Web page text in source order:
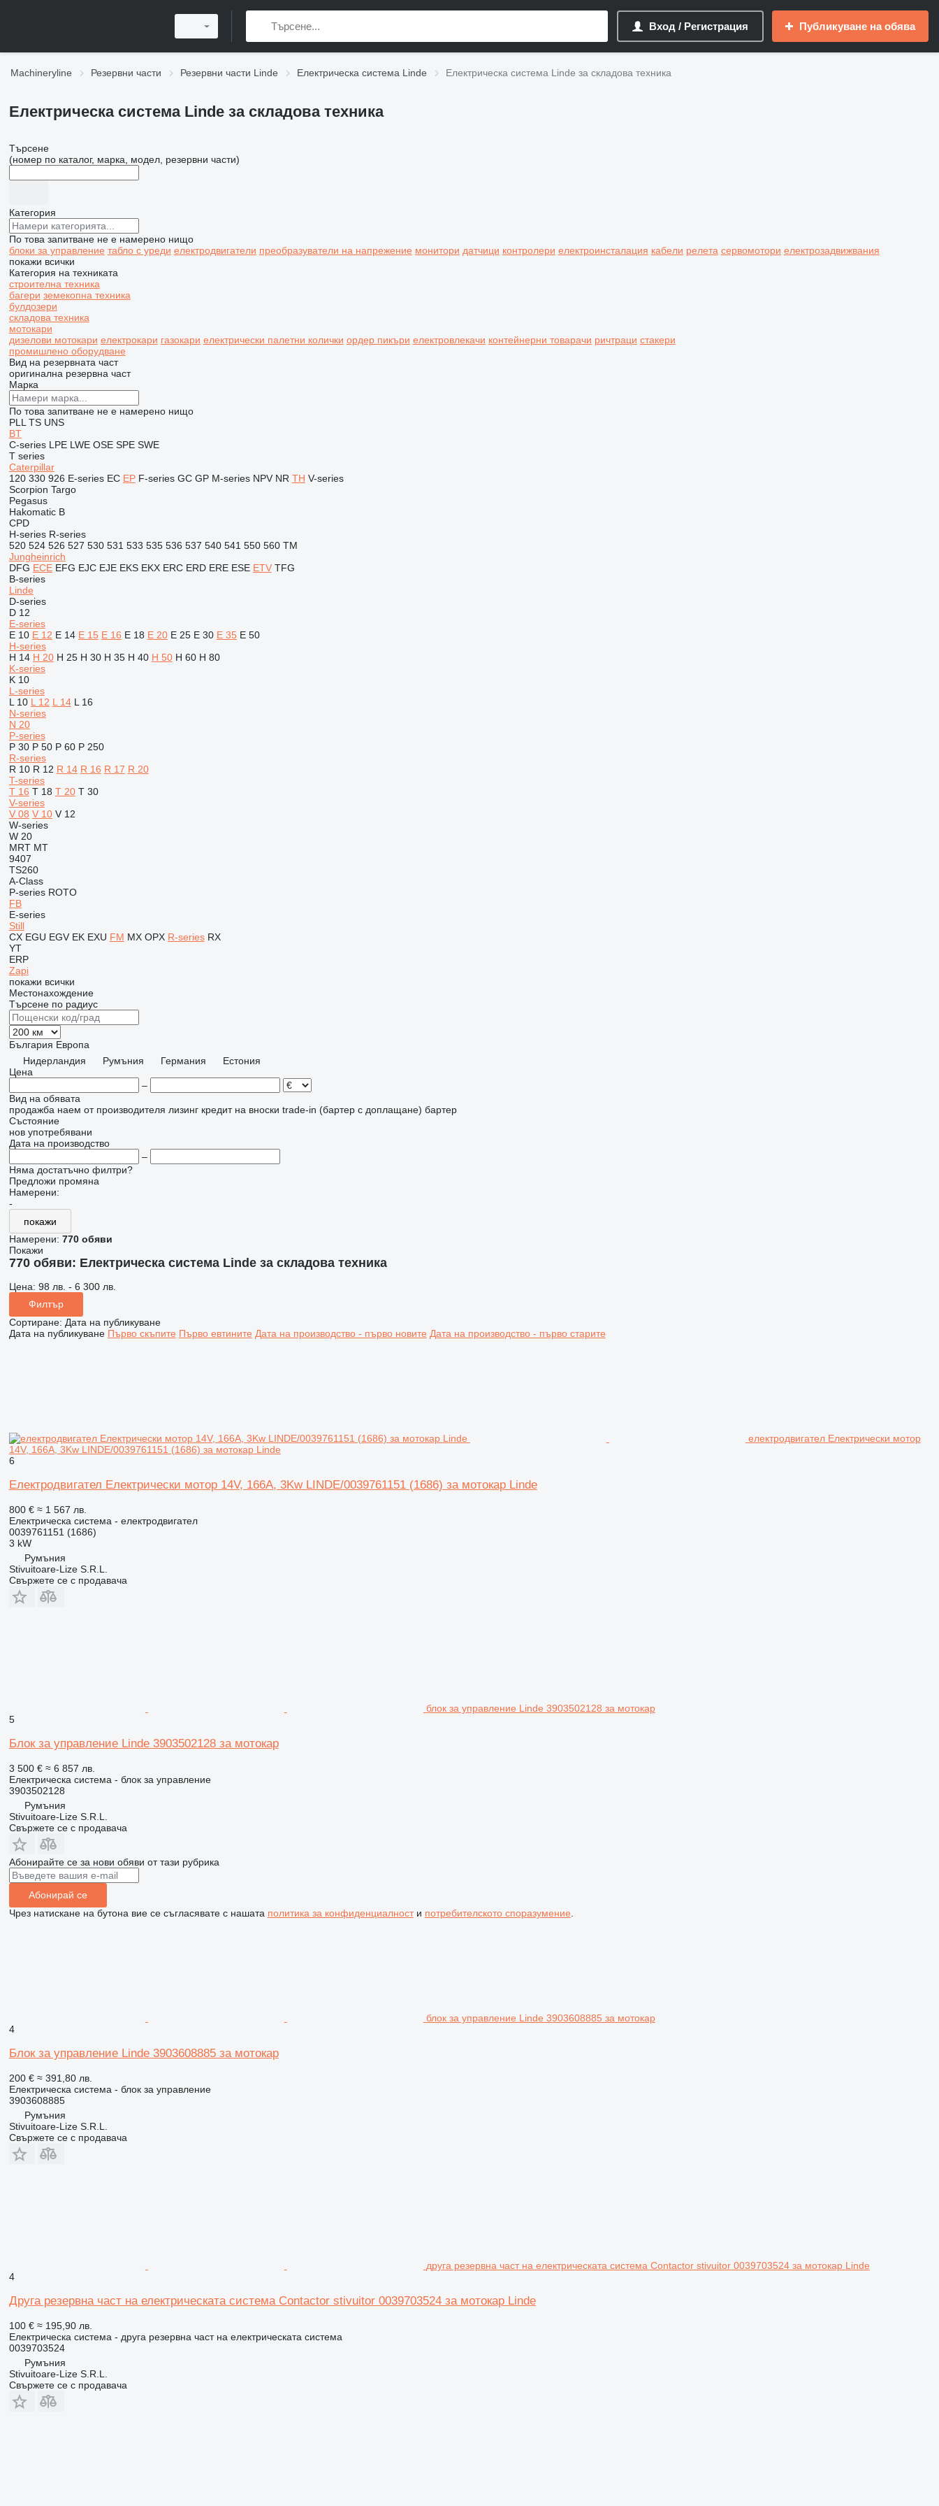
Вход / Регистрация Публикуване на обява
Machineryline Резервни части Резервни части Linde Електрическа система Linde Електрическа система Linde за складова техника
Електрическа система Linde за складова техника
Търсене
(номер по каталог, марка, модел, резервни части)
Категория
По това запитване не е намерено нищо
блоки за управление табло с уреди електродвигатели преобразуватели на напрежение монитори датчици контролери електроинсталация кабели релета сервомотори електрозадвижвания
покажи всички
Категория на техниката
строителна техника
багери земекопна техника
булдозери
складова техника
мотокари
дизелови мотокари електрокари газокари електрически палетни колички ордер пикъри електровлекачи контейнерни товарачи ричтраци стакери
промишлено оборудване
Вид на резервната част
оригинална резервна част
Марка
По това запитване не е намерено нищо
PLL TS UNS
BT
C-series LPE LWE OSE SPE SWE
T series
Caterpillar
120 330 926 E-series EC EP F-series GC GP M-series NPV NR TH V-series
Scorpion Targo
Pegasus
Hakomatic B
CPD
H-series R-series
520 524 526 527 530 531 533 535 536 537 540 541 550 560 TM
Jungheinrich
DFG ECE EFG EJC EJE EKS EKX ERC ERD ERE ESE ETV TFG
B-series
Linde
D-series
D 12
E-series
E 10 E 12 E 14 E 15 E 16 E 18 E 20 E 25 E 30 E 35 E 50
H-series
H 14 H 20 H 25 H 30 H 35 H 40 H 50 H 60 H 80
K-series
K 10
L-series
L 10 L 12 L 14 L 16
N-series
N 20
P-series
P 30 P 50 P 60 P 250
R-series
R 10 R 12 R 14 R 16 R 17 R 20
T-series
T 16 T 18 T 20 T 30
V-series
V 08 V 10 V 12
W-series
W 20
MRT MT
9407
TS260
A-Class
P-series ROTO
FB
E-series
Still
CX EGU EGV EK EXU FM MX OPX R-series RX
YT
ERP
Zapi
покажи всички
Местонахождение
Търсене по радиус
България Европа
Нидерландия
Румъния Германия
Естония
Цена
–
Вид на обявата
продажба наем от производителя лизинг кредит на вноски trade-in (бартер с доплащане) бартер
Състояние
нов употребявани
Дата на производство
–
Няма достатъчно филтри?
Предложи промяна
Намерени:
-
покажи
Намерени: 770 обяви
Покажи
770 обяви: Електрическа система Linde за складова техника
Цена: 98 лв. - 6 300 лв.
Филтър
Сортиране: Дата на публикуване
Дата на публикуване Първо скъпите Първо евтините Дата на производство - първо новите Дата на производство - първо старите
електродвигател Електрически мотор
14V, 166A, 3Kw LINDE/0039761151 (1686) за мотокар Linde
6
Електродвигател Електрически мотор 14V, 166A, 3Kw LINDE/0039761151 (1686) за мотокар Linde
800 € ≈ 1 567 лв.
Електрическа система - електродвигател
0039761151 (1686)
3 kW
Румъния
Stivuitoare-Lize S.R.L.
Свържете се с продавача
блок за управление Linde 3903502128 за мотокар
5
Блок за управление Linde 3903502128 за мотокар
3 500 € ≈ 6 857 лв.
Електрическа система - блок за управление
3903502128
Румъния
Stivuitoare-Lize S.R.L.
Свържете се с продавача
Абонирайте се за нови обяви от тази рубрика
Абонирай се
Чрез натискане на бутона вие се съгласявате с нашата политика за конфиденциалности потребителското споразумение
блок за управление Linde 3903608885 за мотокар
4
Блок за управление Linde 3903608885 за мотокар
200 € ≈ 391,80 лв.
Електрическа система - блок за управление
3903608885
Румъния
Stivuitoare-Lize S.R.L.
Свържете се с продавача
друга резервна част на електрическата система Contactor stivuitor 0039703524 за мотокар Linde
4
Друга резервна част на електрическата система Contactor stivuitor 0039703524 за мотокар Linde
100 € ≈ 195,90 лв.
Електрическа система - друга резервна част на електрическата система
0039703524
Румъния
Stivuitoare-Lize S.R.L.
Свържете се с продавача